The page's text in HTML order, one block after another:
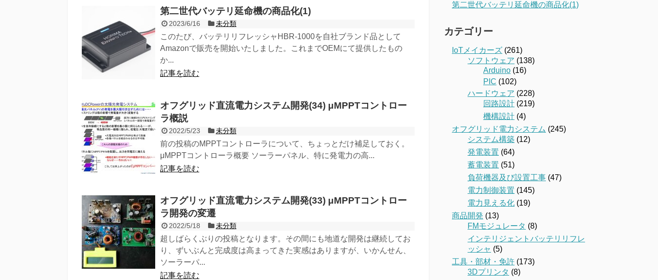
第二世代バッテリ延命機の商品化(1)
2023/6/16 未分類
このたび、バッテリリフレッシャHBR-1000を自社ブランド品として
Amazonで販売を開始いたしました。これまでOEMにて提供したもの
か...
記事を読む
オフグリッド直流電力システム開発(34) μMPPTコントロー
ラ概説
2022/5/23 未分類
前の投稿のMPPTコントローラについて、ちょっとだけ補足しておく。
μMPPTコントローラ概要 ソーラーパネル、特に発電力の高...
記事を読む
オフグリッド直流電力システム開発(33) μMPPTコントロー
ラ開発の変遷
2022/5/18 未分類
超しばらくぶりの投稿となります。その間にも地道な開発は継続してお
り、ずいぶんと完成度は高まってきた実感はありますが、いかんせん、
ソーラーパ...
記事を読む
第二世代バッテリ延命機の商品化(1)
カテゴリー
IoTメイカーズ (261)
ソフトウェア (138)
Arduino (16)
PIC (102)
ハードウェア (228)
回路設計 (219)
機構設計 (4)
オフグリッド電力システム (245)
システム構築 (12)
発電装置 (64)
蓄電装置 (51)
負荷機器及び設置工事 (47)
電力制御装置 (145)
電力見える化 (19)
商品開発 (13)
FMモジュレータ (8)
インテリジェントバッテリリフレ
ッシャ (5)
工具・部材・免許 (173)
3Dプリンタ (8)